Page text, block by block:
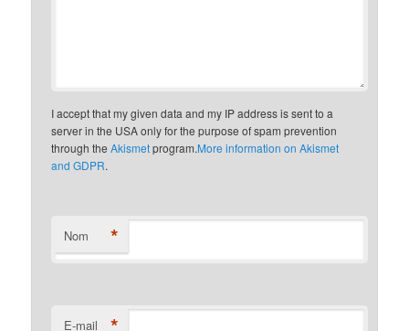
I accept that my given data and my IP address is sent to a
server in the USA only for the purpose of spam prevention
through theAkismetprogram.More information on Akismet
and GDPR.
Nom *
E-mail